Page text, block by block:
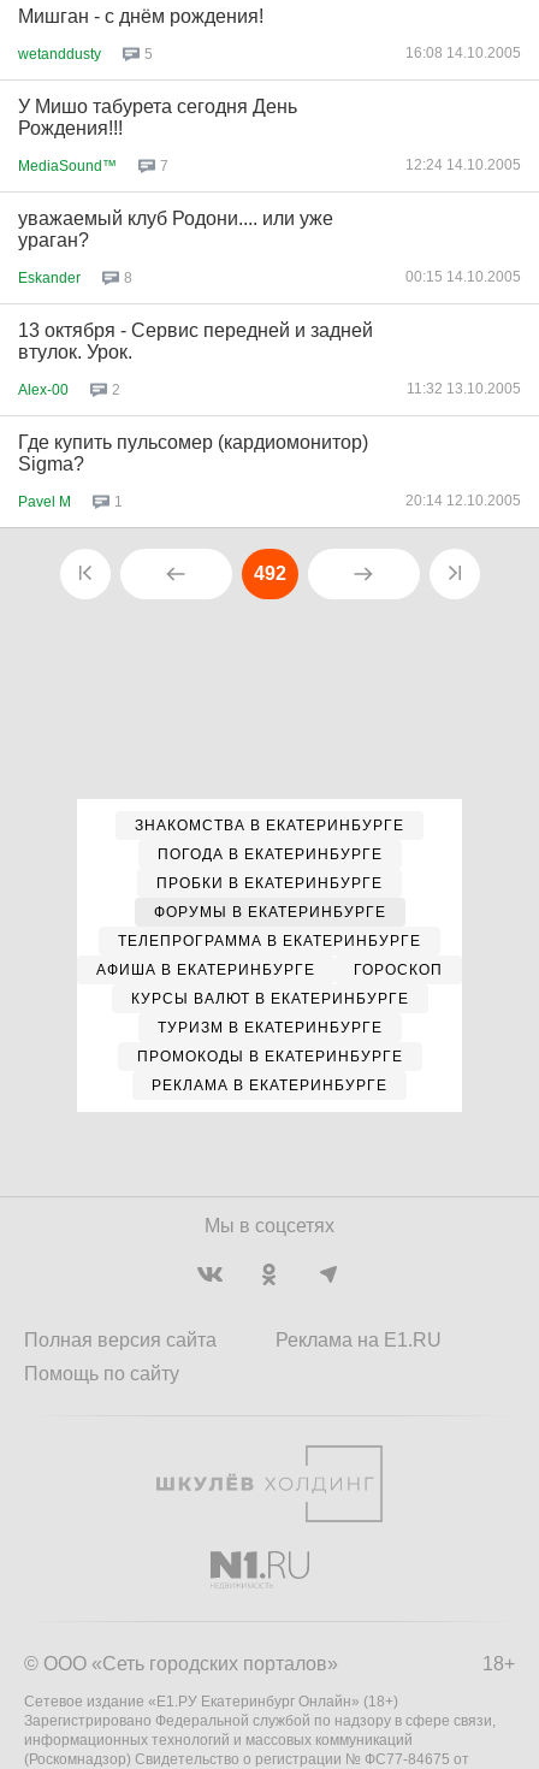
Мишган - с днём рождения!
wetanddusty 5 16:08 14.10.2005
У Мишо табурета сегодня День
Рождения!!!
MediaSound™ 7 12:24 14.10.2005
уважаемый клуб Родони.... или уже
ураган?
Eskander 8 00:15 14.10.2005
13 октября - Сервис передней и задней
втулок. Урок.
Alex-00 2 11:32 13.10.2005
Где купить пульсомер (кардиомонитор)
Sigma?
Pavel M 1 20:14 12.10.2005
492
ЗНАКОМСТВА В ЕКАТЕРИНБУРГЕ
ПОГОДА В ЕКАТЕРИНБУРГЕ
ПРОБКИ В ЕКАТЕРИНБУРГЕ
ФОРУМЫ В ЕКАТЕРИНБУРГЕ
ТЕЛЕПРОГРАММА В ЕКАТЕРИНБУРГЕ
АФИША В ЕКАТЕРИНБУРГЕ
ГОРОСКОП
КУРСЫ ВАЛЮТ В ЕКАТЕРИНБУРГЕ
ТУРИЗМ В ЕКАТЕРИНБУРГЕ
ПРОМОКОДЫ В ЕКАТЕРИНБУРГЕ
РЕКЛАМА В ЕКАТЕРИНБУРГЕ
Мы в соцсетях
Полная версия сайта
Помощь по сайту
Реклама на E1.RU
18+
© ООО «Сеть городских порталов»
Сетевое издание «Е1.РУ Екатеринбург Онлайн» (18+)
Зарегистрировано Федеральной службой по надзору в сфере связи,
информационных технологий и массовых коммуникаций
(Роскомнадзор) Свидетельство о регистрации № ФС77-84675 от